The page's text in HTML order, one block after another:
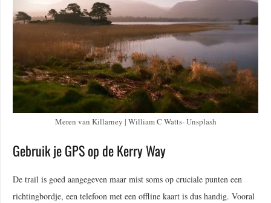
Meren van Killarney | William C Watts- Unsplash
Gebruik je GPS op de Kerry Way
De trail is goed aangegeven maar mist soms op cruciale punten een
richtingbordje, een telefoon met een offline kaart is dus handig. Vooral